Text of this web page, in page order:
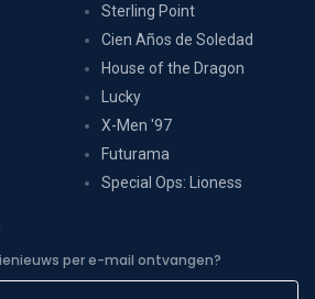
Sterling Point
Cien Años de Soledad
House of the Dragon
Lucky
X-Men '97
Futurama
Special Ops: Lioness
per e-mail ontvangen?